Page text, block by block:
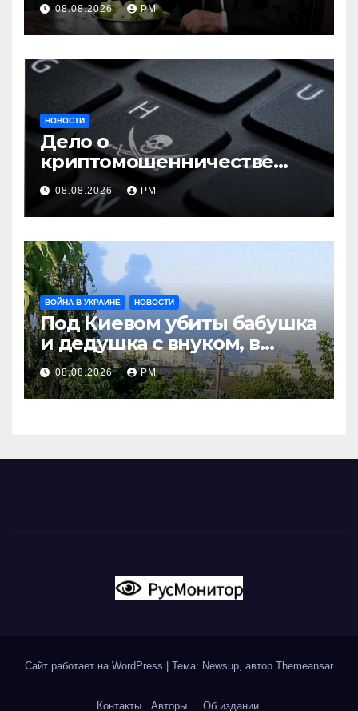
08.08.2026 РМ
НОВОСТИ
Дело о
криптомошенничестве
оборачивают в содействие
терроризму
08.08.2026 РМ
ВОЙНА В УКРАИНЕ НОВОСТИ
Под Киевом убиты бабушка
и дедушка с внуком, в
Поволжье и на Кубани
вновь горят НПЗ
08.08.2026 РМ
Сайт работает на WordPress Тема: Newsup, автор Themeansar
Контакты Авторы Об издании